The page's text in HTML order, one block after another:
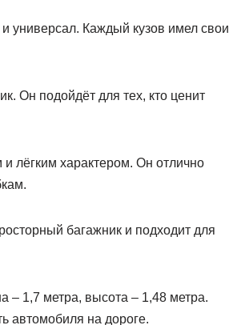
и универсал. Каждый кузов имел свои
Он подойдёт для тех, кто ценит
лёгким характером. Он отлично
багажник и подходит для
– 1,7 метра, высота – 1,48 метра.
автомобиля на дороге.